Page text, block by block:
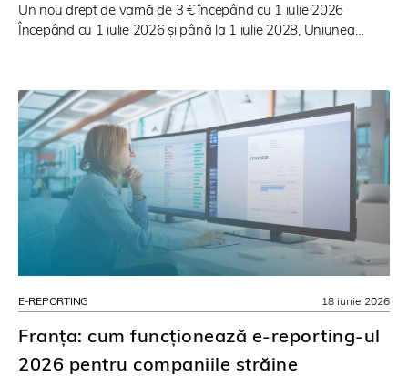
Un nou drept de vamă de 3 € începând cu 1 iulie 2026
Începând cu 1 iulie 2026 și până la 1 iulie 2028, Uniunea…
E-REPORTING
Franța: cum funcționează e-reporting-ul
2026 pentru companiile străine
18 iunie 2026